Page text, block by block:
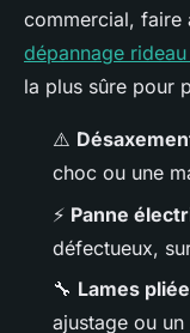
commercial, faire
dépannage
la plus sûre pour
⚠️
choc ou une
⚡ Panne
défectueux,
🔧 Lames
ajustage ou